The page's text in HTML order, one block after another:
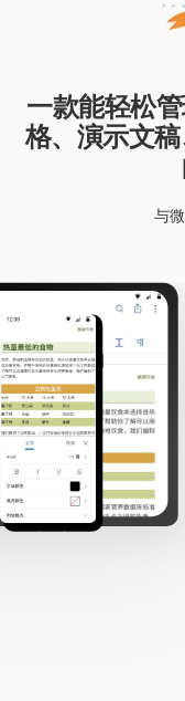
一款能轻松
格、演示文
与